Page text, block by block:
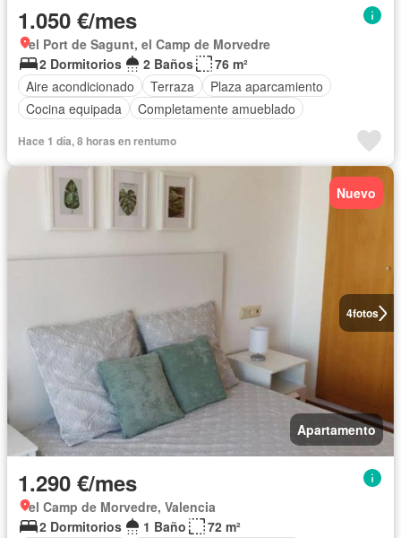
1.050 €/mes
el Port de Sagunt, el Camp de Morvedre
2 Dormitorios
2 Baños
76 m²
Aire acondicionado
Terraza
Plaza aparcamiento
Cocina equipada
Completamente amueblado
Hace 1 día, 8 horas en rentumo
4fotos
Nuevo
Apartamento
1.290 €/mes
el Camp de Morvedre, Valencia
2 Dormitorios
1 Baño
72 m²